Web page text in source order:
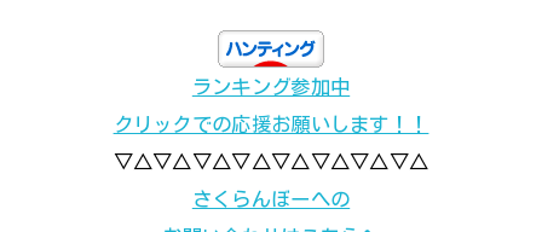
ランキング参加中
クリックでの応援お願いします！！
▽△▽△▽△▽△▽△▽△▽△▽△
さくらんぼーへの